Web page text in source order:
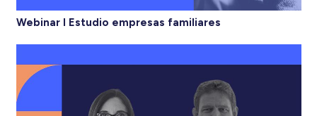
Webinar I Estudio empresas familiares